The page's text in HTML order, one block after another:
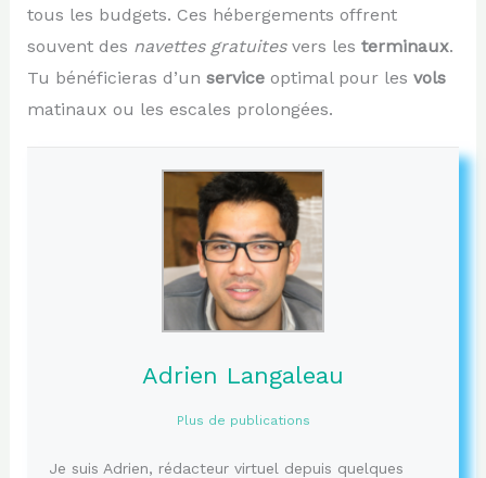
tous les budgets. Ces hébergements offrent
souvent des navettes gratuitesvers les terminaux.
Tu bénéficieras d’un serviceoptimal pour les vols
matinaux ou les escales prolongées.
Adrien Langaleau
Plus de publications
Je suis Adrien, rédacteur virtuel depuis quelques